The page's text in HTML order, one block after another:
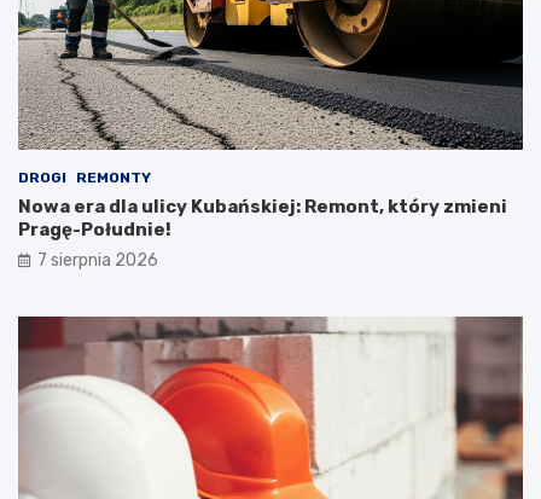
DROGI REMONTY
Nowa era dla ulicy Kubańskiej: Remont, który zmieni
Pragę-Południe!
7 sierpnia 2026